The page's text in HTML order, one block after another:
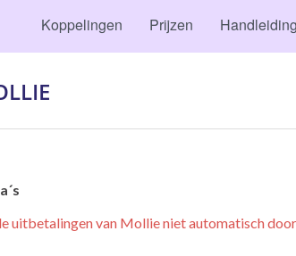
Koppelingen Prijzen
uitbetalingen van Mollie niet automatisch